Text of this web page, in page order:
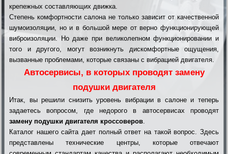
крепежных составляющих движка.
Степень комфортности салона не только зависит от качественной
шумоизоляции, но и в большой мере от верно функционирующей
виброизоляции. Но даже при великолепном функционировании и
того и другого, могут возникнуть дискомфортные ощущения,
вызванные проблемами, которые связаны с вибрацией двигателя.
Автосервисы, в которых проводят замену
подушки двигателя
Итак, вы решили снизить уровень вибрации в салоне и теперь
задаетесь вопросом, где недорого в автосервисах проводят
замену подушки двигателя кроссоверов
Каталог нашего сайта дает полный ответ на такой вопрос. Здесь
представлены технические центры, которые отвечают